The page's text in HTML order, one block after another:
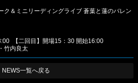
ク＆ミニリーディングライブ 蒼葉と蓮のバレン
【二回目】開場15：30 開始16:00
竹内良太
NEWS一覧へ戻る